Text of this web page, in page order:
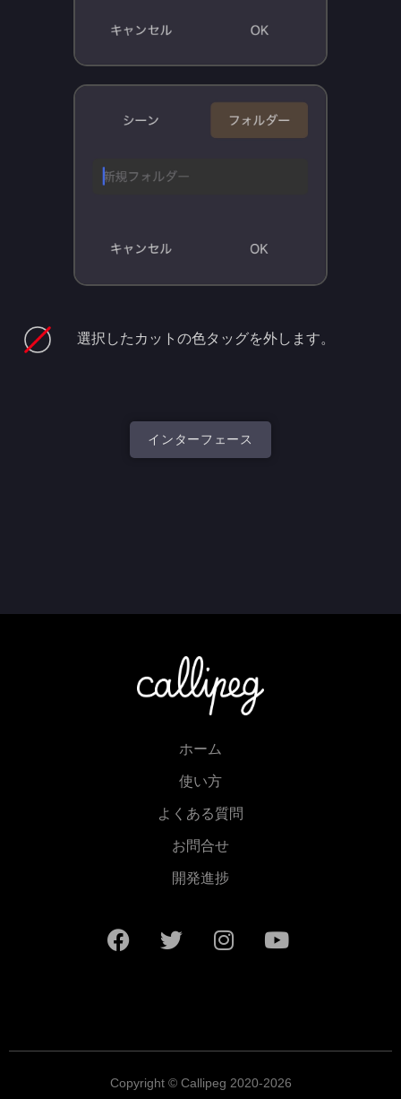
選択したカットの色タッグを外します。
インターフェース
ホーム
使い方
よくある質問
お問合せ
開発進捗
Copyright © Callipeg 2020-2026